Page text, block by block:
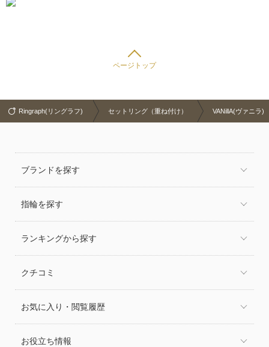
ページトップ
Ringraph(リングラフ) セットリング（重ね付け） VANillA(ヴァニラ)
ブランドを探す
指輪を探す
ランキングから探す
クチコミ
お気に入り・閲覧履歴
お役立ち情報